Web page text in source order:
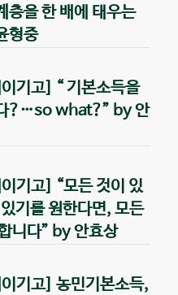
층을 한 배에 태우는
형중
기고] “ 기본소득을
?…so what?” by 안
기고] “모든 것이 있
기를 원한다면, 모든
니다” by 안효상
이기고] 농민기본소득,